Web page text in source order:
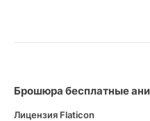
Брошюра бесплатные
Лицензия Flaticon